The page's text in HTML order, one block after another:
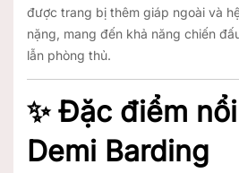
được trang bị thêm giáp ngoài và
nặng, mang đến khả năng chiến
lẫn phòng thủ.
✨ Đặc điểm
Demi Barding